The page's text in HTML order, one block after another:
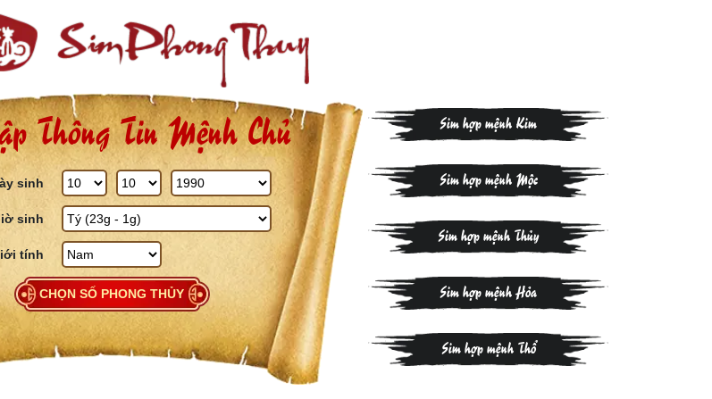
Thông Tin Mệnh Chủ
sinh
sinh
tính
CHỌN SỐ PHONG THỦY
Sim hợp mệnh Kim
Sim hợp mệnh Mộc
Sim hợp mệnh Thủy
Sim hợp mệnh Hỏa
Sim hợp mệnh Thổ